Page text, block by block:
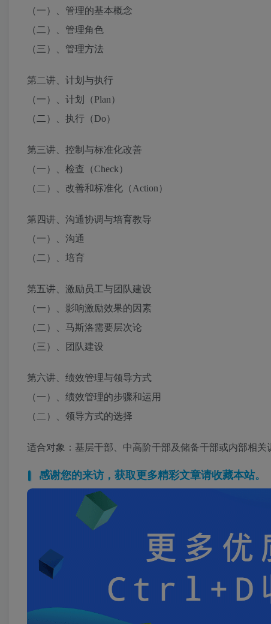
（一）、管理的基本概念
（二）、管理角色
（三）、管理方法
第二讲、计划与执行
（一）、计划（Plan）
（二）、执行（Do）
第三讲、控制与标准化改善
（一）、检查（Check）
（二）、改善和标准化（Action）
第四讲、沟通协调与培育教导
（一）、沟通
（二）、培育
第五讲、激励员工与团队建设
（一）、影响激励效果的因素
（二）、马斯洛需要层次论
（三）、团队建设
第六讲、绩效管理与领导方式
（一）、绩效管理的步骤和运用
（二）、领导方式的选择
适合对象：基层干部、中高阶干部及储备干部或内部相关
感谢您的来访，获取更多精彩文章请收藏本站。